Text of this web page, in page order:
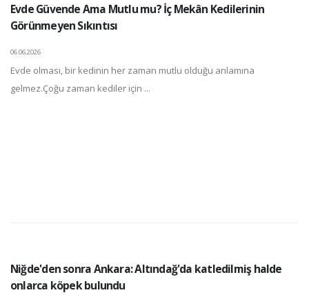
Evde Güvende Ama Mutlu mu? İç Mekân Kedilerinin
Görünmeyen Sıkıntısı
06.06.2026
Evde olması, bir kedinin her zaman mutlu olduğu anlamına
gelmez.Çoğu zaman kediler için ...
Niğde'den sonra Ankara: Altındağ'da katledilmiş halde
onlarca köpek bulundu